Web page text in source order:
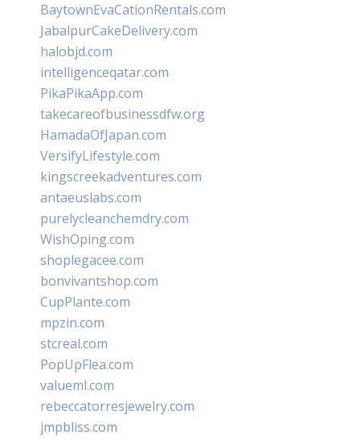
BaytownEvaCationRentals.com
JabalpurCakeDelivery.com
halobjd.com
intelligenceqatar.com
PikaPikaApp.com
takecareofbusinessdfw.org
HamadaOfJapan.com
VersifyLifestyle.com
kingscreekadventures.com
antaeuslabs.com
purelycleanchemdry.com
WishOping.com
shoplegacee.com
bonvivantshop.com
CupPlante.com
mpzin.com
stcreal.com
PopUpFlea.com
valueml.com
rebeccatorresjewelry.com
jmpbliss.com